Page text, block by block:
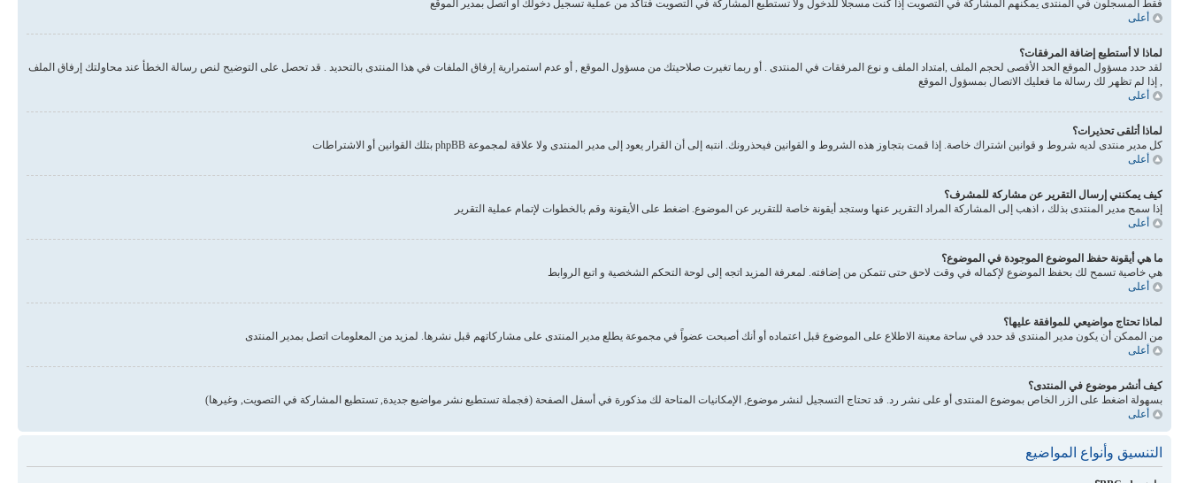
فقط المسجلون في المنتدى يمكنهم المشاركة في التصويت إذا كنت مسجلاً للدخول ولا تستطيع المشاركة في التصويت فتأكد من عملية تسجيل دخولك أو اتصل بمدير الموقع
أعلى
لماذا لا أستطيع إضافة المرفقات؟
لقد حدد مسؤول الموقع الحد الأقصى لحجم الملف ,امتداد الملف و نوع المرفقات في المنتدى . أو ربما تغيرت صلاحيتك من مسؤول الموقع , أو عدم استمرارية إرفاق الملفات في هذا المنتدى بالتحديد . قد تحصل على التوضيح لنص رسالة الخطأ عند محاولتك إرفاق الملف
, إذا لم تظهر لك رسالة ما فعليك الاتصال بمسؤول الموقع
أعلى
لماذا أتلقى تحذيرات؟
كل مدير منتدى لديه شروط و قوانين اشتراك خاصة. إذا قمت بتجاوز هذه الشروط و القوانين فيحذرونك. انتبه إلى أن القرار يعود إلى مدير المنتدى ولا علاقة لمجموعة phpBB بتلك القوانين أو الاشتراطات
أعلى
كيف يمكنني إرسال التقرير عن مشاركة للمشرف؟
إذا سمح مدير المنتدى بذلك ، اذهب إلى المشاركة المراد التقرير عنها وستجد أيقونة خاصة للتقرير عن الموضوع. اضغط على الأيقونة وقم بالخطوات لإتمام عملية التقرير
أعلى
ما هي أيقونة حفظ الموضوع الموجودة في الموضوع؟
هي خاصية تسمح لك بحفظ الموضوع لإكماله في وقت لاحق حتى تتمكن من إضافته. لمعرفة المزيد اتجه إلى لوحة التحكم الشخصية و اتبع الروابط
أعلى
لماذا تحتاج مواضيعي للموافقة عليها؟
من الممكن أن يكون مدير المنتدى قد حدد في ساحة معينة الاطلاع على الموضوع قبل اعتماده أو أنك أصبحت عضواً في مجموعة يطلع مدير المنتدى على مشاركاتهم قبل نشرها. لمزيد من المعلومات اتصل بمدير المنتدى
أعلى
كيف أنشر موضوع في المنتدى؟
بسهولة اضغط على الزر الخاص بموضوع المنتدى أو على نشر رد. قد تحتاج التسجيل لنشر موضوع, الإمكانيات المتاحة لك مذكورة في أسفل الصفحة (فجملة تستطيع نشر مواضيع جديدة, تستطيع المشاركة في التصويت, وغيرها)
أعلى
التنسيق وأنواع المواضيع